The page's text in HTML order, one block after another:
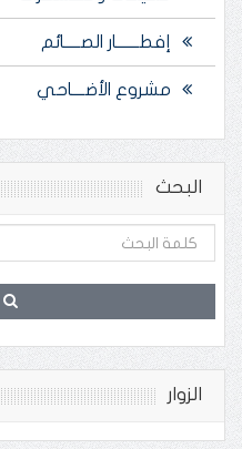
إفطـــــــار الصـــــائم
مشروع الأضــــاحي
البحث
الزوار